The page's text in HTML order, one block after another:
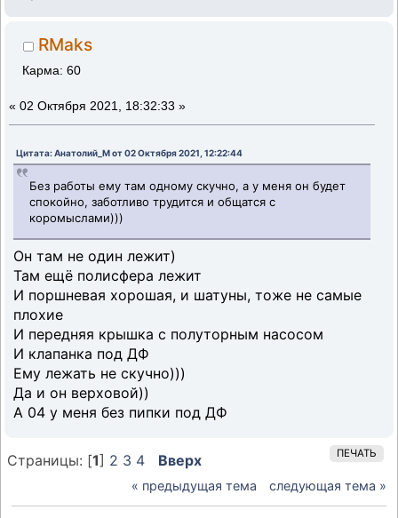
RMaks
Карма: 60
« 02 Октября 2021, 18:32:33 »
Цитата: Анатолий_М от 02 Октября 2021, 12:22:44
Без работы ему там одному скучно, а у меня он будет
спокойно, заботливо трудится и общатся с
коромыслами)))
Он там не один лежит)
Там ещё полисфера лежит
И поршневая хорошая, и шатуны, тоже не самые
плохие
И передняя крышка с полуторным насосом
И клапанка под ДФ
Ему лежать не скучно)))
Да и он верховой))
А 04 у меня без пипки под ДФ
ПЕЧАТЬ
Страницы: [1] 2 3 4 Вверх
« предыдущая тема следующая тема »